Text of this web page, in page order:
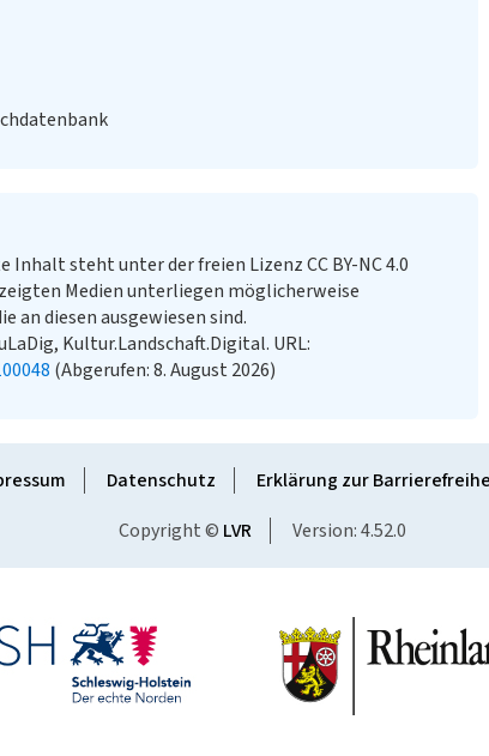
Inhalt steht unter der freien Lizenz CC BY-NC 4.0
Medien unterliegen möglicherweise
an diesen ausgewiesen sind.
Kultur.Landschaft.Digital. URL:
(Abgerufen: 8. August 2026)
Datenschutz Erklärung zur
Copyright © LVR Version: 4.52.0